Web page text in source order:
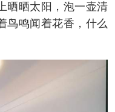
晒晒太阳，泡一壶清
鸟鸣闻着花香，什么